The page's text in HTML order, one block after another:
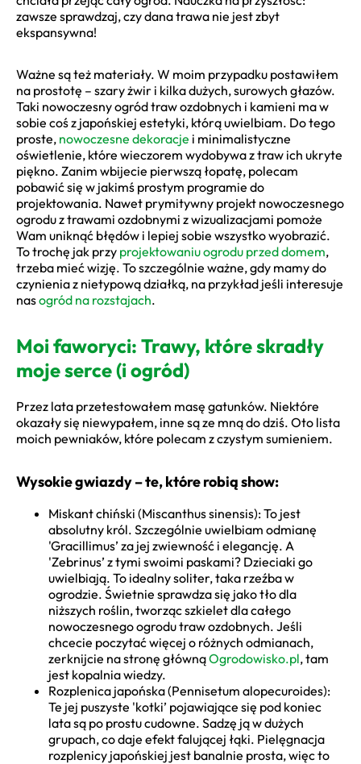
zawsze sprawdzaj, czy dana trawa nie jest zbyt
ekspansywna!
Ważne są też materiały. W moim przypadku postawiłem
na prostotę – szary żwir i kilka dużych, surowych głazów.
Taki nowoczesny ogród traw ozdobnych i kamieni ma w
sobie coś z japońskiej estetyki, którą uwielbiam. Do tego
proste, nowoczesne dekoracje i minimalistyczne
oświetlenie, które wieczorem wydobywa z traw ich ukryte
piękno. Zanim wbijecie pierwszą łopatę, polecam
pobawić się w jakimś prostym programie do
projektowania. Nawet prymitywny projekt nowoczesnego
ogrodu z trawami ozdobnymi z wizualizacjami pomoże
Wam uniknąć błędów i lepiej sobie wszystko wyobrazić.
To trochę jak przy projektowaniu ogrodu przed domem,
trzeba mieć wizję. To szczególnie ważne, gdy mamy do
czynienia z nietypową działką, na przykład jeśli interesuje
nasogród na rozstajach.
Moi faworyci: Trawy, które skradły
moje serce (i ogród)
Przez lata przetestowałem masę gatunków. Niektóre
okazały się niewypałem, inne są ze mną do dziś. Oto lista
moich pewniaków, które polecam z czystym sumieniem.
Wysokie gwiazdy – te, które robią show:
Miskant chiński (Miscanthus sinensis): To jest
absolutny król. Szczególnie uwielbiam odmianę
'Gracillimus’ za jej zwiewność i elegancję. A
'Zebrinus’ z tymi swoimi paskami? Dzieciaki go
uwielbiają. To idealny soliter, taka rzeźba w
ogrodzie. Świetnie sprawdza się jako tło dla
niższych roślin, tworząc szkielet dla całego
nowoczesnego ogrodu traw ozdobnych. Jeśli
chcecie poczytać więcej o różnych odmianach,
zerknijcie na stronę głównąOgrodowisko.pl, tam
jest kopalnia wiedzy.
Rozplenica japońska (Pennisetum alopecuroides):
Te jej puszyste 'kotki’ pojawiające się pod koniec
lata są po prostu cudowne. Sadzę ją w dużych
grupach, co daje efekt falującej łąki. Pielęgnacja
rozplenicy japońskiej jest banalnie prosta, więc to